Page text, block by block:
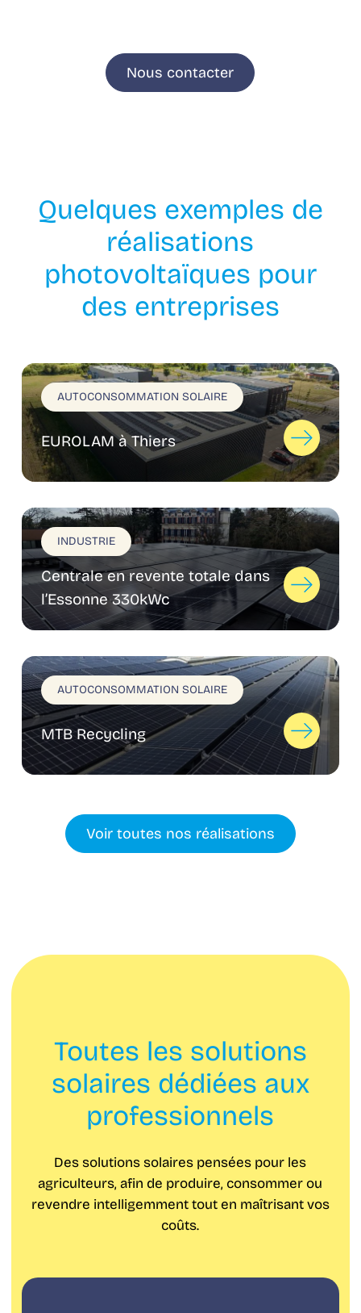
Nous contacter
Quelques exemples de
réalisations
photovoltaïques pour
des entreprises
AUTOCONSOMMATION SOLAIRE
EUROLAM à Thiers
INDUSTRIE
Centrale en revente totale dans
l’Essonne 330kWc
AUTOCONSOMMATION SOLAIRE
MTB Recycling
Voir toutes nos réalisations
Toutes les solutions
solaires dédiées aux
professionnels
Des solutions solaires pensées pour les
agriculteurs, afin de produire, consommer ou
revendre intelligemment tout en maîtrisant vos
coûts.